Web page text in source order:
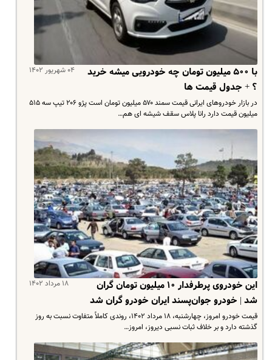
۰۴ شهریور ۱۴۰۲
با ۵۰۰ میلیون تومان چه خودرویی میشه خرید
؟ + جدول قیمت ها
در بازار خودروهای ایرانی قیمت سمند ۵۷۰ میلیون تومان است پژو ۲۰۶ تیپ سه ۵۱۵
میلیون قیمت دارد رانا پلاس سقف شیشه ای هم…
۱۸ مرداد ۱۴۰۲
این خودروی پرطرفدار ۱۰ میلیون تومان گران
شد | خودرو جوان‌پسند ایران خودرو گران شد
قیمت خودرو امروز، چهارشنبه، ۱۸ مرداد ۱۴۰۲، روندی کاملاً متفاوت نسبت به روز
گذشته دارد و بر خلاف ثبات نسبی دیروز، امروز…